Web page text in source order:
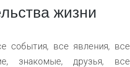
жизни
события, все явления, все
знакомые, друзья, все